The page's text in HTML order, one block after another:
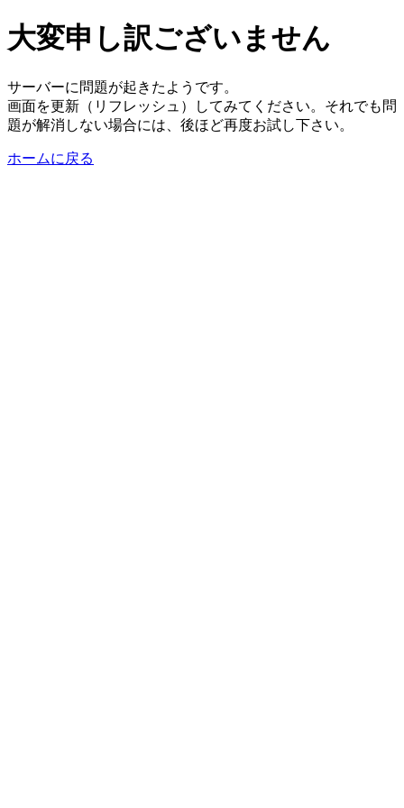
大変申し訳ございません
サーバーに問題が起きたようです。
画面を更新（リフレッシュ）してみてください。それでも問
題が解消しない場合には、後ほど再度お試し下さい。
ホームに戻る